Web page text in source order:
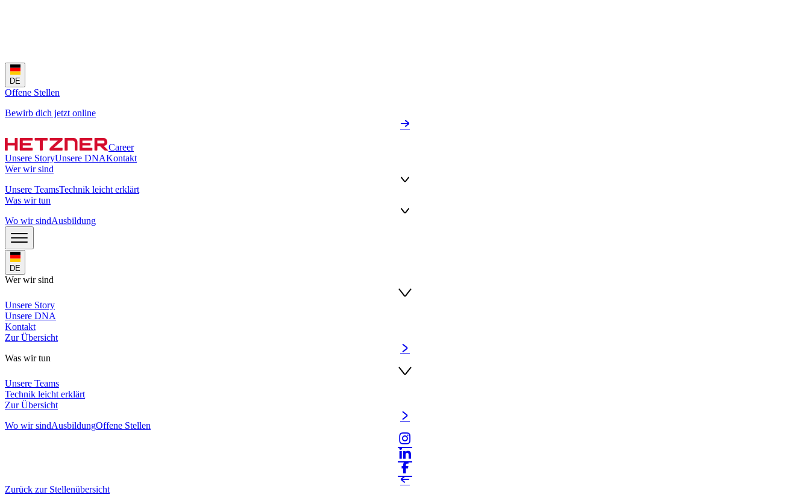
DE
Offene Stellen
Bewirb dich jetzt online
Career
Unsere StoryUnsere DNAKontakt
Wer wir sind
Unsere TeamsTechnik leicht erklärt
Was wir tun
Wo wir sindAusbildung
DE
Wer wir sind
Unsere Story
Unsere DNA
Kontakt
Zur Übersicht
Was wir tun
Unsere Teams
Technik leicht erklärt
Zur Übersicht
Wo wir sindAusbildungOffene Stellen
Zurück zur Stellenübersicht